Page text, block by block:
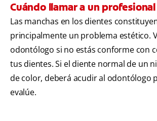
Cuándo llamar a un profesional
Las manchas en los dientes
principalmente un problema estético.
odontólogo si no estás conforme con
tus dientes. Si el diente normal de un
de color, deberá acudir al odontólogo
evalúe.